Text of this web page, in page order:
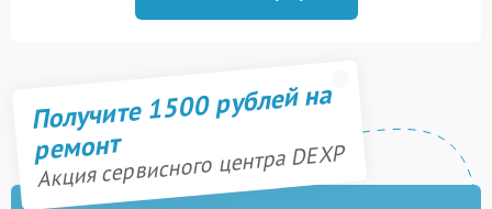
Получите 1500 рублей на
ремонт
Акция сервисного центра DEXP